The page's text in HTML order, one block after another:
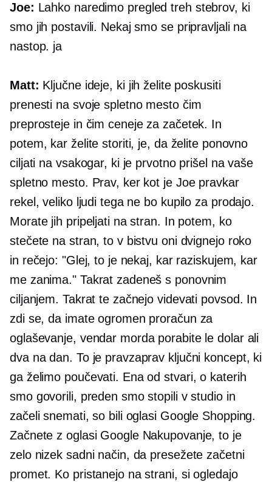
Joe: Lahko naredimo pregled treh stebrov, ki
smo jih postavili. Nekaj ​​smo se pripravljali na
nastop. ja
Matt: Ključne ideje, ki jih želite poskusiti
prenesti na svoje spletno mesto čim
preprosteje in čim ceneje za začetek. In
potem, kar želite storiti, je, da želite ponovno
ciljati na vsakogar, ki je prvotno prišel na vaše
spletno mesto. Prav, ker kot je Joe pravkar
rekel, veliko ljudi tega ne bo kupilo za prodajo.
Morate jih pripeljati na stran. In potem, ko
stečete na stran, to v bistvu oni dvignejo roko
in rečejo: "Glej, to je nekaj, kar raziskujem, kar
me zanima." Takrat zadeneš s ponovnim
ciljanjem. Takrat te začnejo videvati povsod. In
zdi se, da imate ogromen proračun za
oglaševanje, vendar morda porabite le dolar ali
dva na dan. To je pravzaprav ključni koncept, ki
ga želimo poučevati. Ena od stvari, o katerih
smo govorili, preden smo stopili v studio in
začeli snemati, so bili oglasi Google Shopping.
Začnete z oglasi Google Nakupovanje, to je
zelo nizek sadni način, da presežete začetni
promet. Ko pristanejo na strani, si ogledajo